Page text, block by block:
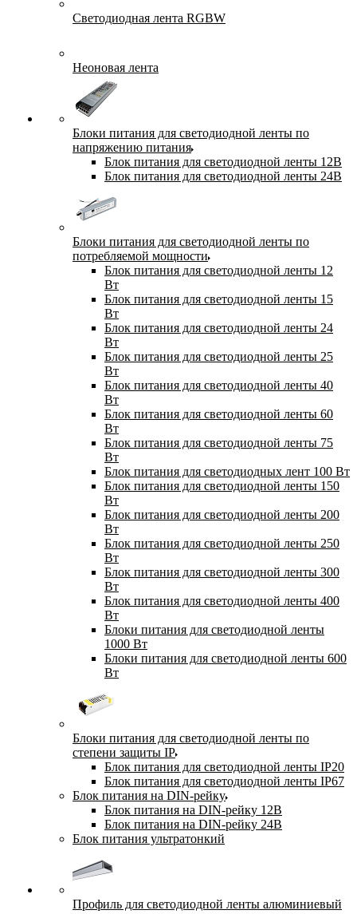
Светодиодная лента RGBW
Неоновая лента
Блоки питания для светодиодной ленты по
напряжению питания
Блок питания для светодиодной ленты 12В
Блок питания для светодиодной ленты 24В
Блоки питания для светодиодной ленты по
потребляемой мощности
Блок питания для светодиодной ленты 12
Вт
Блок питания для светодиодной ленты 15
Вт
Блок питания для светодиодной ленты 24
Вт
Блок питания для светодиодной ленты 25
Вт
Блок питания для светодиодной ленты 40
Вт
Блок питания для светодиодной ленты 60
Вт
Блок питания для светодиодной ленты 75
Вт
Блок питания для светодиодных лент 100 Вт
Блок питания для светодиодной ленты 150
Вт
Блок питания для светодиодной ленты 200
Вт
Блок питания для светодиодной ленты 250
Вт
Блок питания для светодиодной ленты 300
Вт
Блок питания для светодиодной ленты 400
Вт
Блоки питания для светодиодной ленты
1000 Вт
Блоки питания для светодиодной ленты 600
Вт
Блоки питания для светодиодной ленты по
степени защиты IP
Блок питания для светодиодной ленты IP20
Блок питания для светодиодной ленты IP67
Блок питания на DIN-рейку
Блок питания на DIN-рейку 12В
Блок питания на DIN-рейку 24В
Блок питания ультратонкий
Профиль для светодиодной ленты алюминиевый